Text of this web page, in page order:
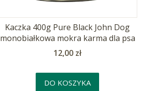
Kaczka 400g Pure Black John Dog
monobiałkowa mokra karma dla psa
Cena
12,00 zł
DO KOSZYKA